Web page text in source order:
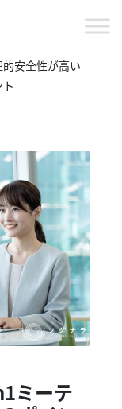
的安全性が高い
ミーテ